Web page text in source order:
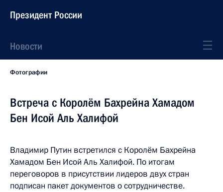
Президент России
Новости
Фотографии
Встреча с Королём Бахрейна Хамадом
Бен Исой Аль Халифой
Владимир Путин встретился с Королём Бахрейна
Хамадом Бен Исой Аль Халифой. По итогам
переговоров в присутствии лидеров двух стран
подписан пакет документов о сотрудничестве.